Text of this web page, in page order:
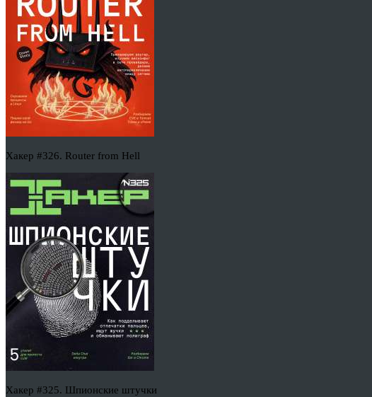
Хакер #326. Router from Hell
Хакер #325. Шпионские штучки